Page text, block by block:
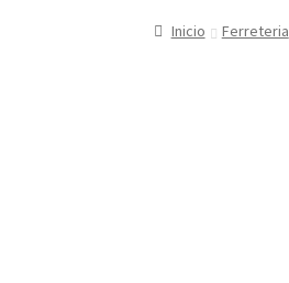
Inicio Ferreteria